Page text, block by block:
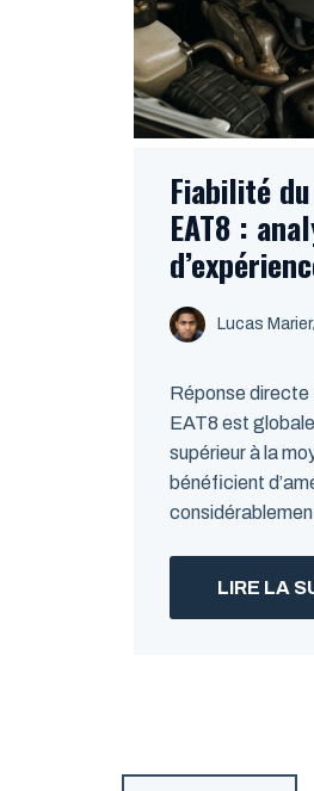
Fiabilité
EAT8 :
Lucas Marier
Réponse directe
EAT8 est
supérieur à la
bénéficient
LIRE LA